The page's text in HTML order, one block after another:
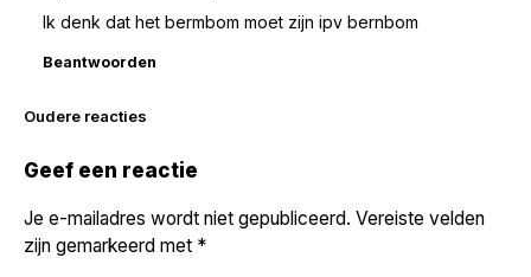
Ik denk dat het bermbom moet zijn ipv bernbom
Beantwoorden
Reacties
navigatie
Oudere reacties
Geef een reactie
Je e-mailadres wordt niet gepubliceerd. Vereiste velden
zijn gemarkeerd met *